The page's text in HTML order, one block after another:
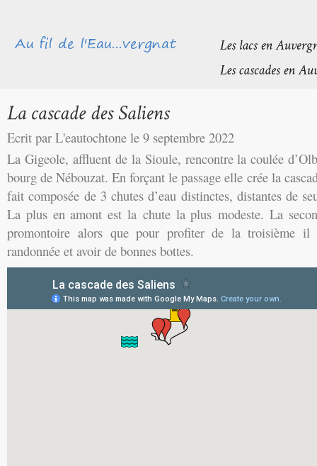
Ecrit par L'eautochtone le 9 septembre 2022
La Gigeole, affluent de la Sioule, rencontre la coulée
bourg de Nébouzat. En forçant le passage elle crée la
fait composée de 3 chutes d’eau distinctes, distantes de
La plus en amont est la chute la plus modeste. La
promontoire alors que pour profiter de la troisième
randonnée et avoir de bonnes bottes.